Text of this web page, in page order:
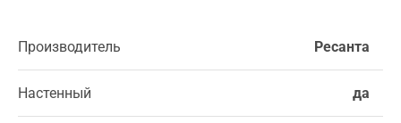
Производитель Ресанта
Настенный да